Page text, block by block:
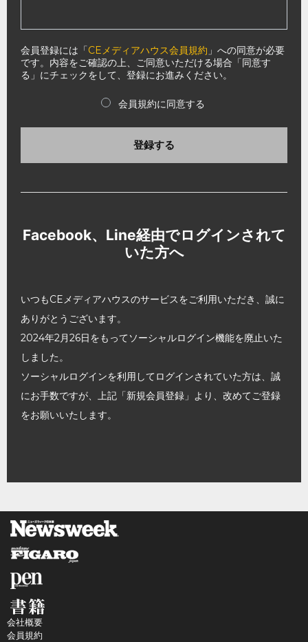
会員登録には「CEメディアハウス会員規約 」への同意が必要
です。内容をご確認の上、ご同意いただける場合「同意す
る」にチェックをして、登録にお進みください。
会員規約に同意する
登録する
Facebook、Line経由でログインされて
いた方へ
いつもCEメディアハウスのサービスをご利用いただき、誠に
ありがとうございます。
2024年2月26日をもってソーシャルログイン機能を廃止いた
しました。
ソーシャルログインを利用してログインされていた方は、誠
にお手数ですが、上記「新規会員登録」より、改めてご登録
をお願いいたします。
会社概要
会員規約